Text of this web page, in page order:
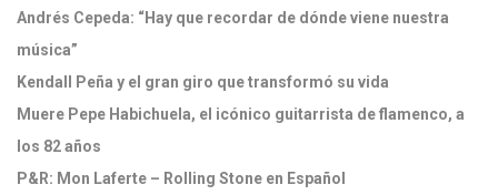
Andrés Cepeda: “Hay que recordar de dónde viene nuestra
música”
Kendall Peña y el gran giro que transformó su vida
Muere Pepe Habichuela, el icónico guitarrista de flamenco, a
los 82 años
P&R: Mon Laferte – Rolling Stone en Español